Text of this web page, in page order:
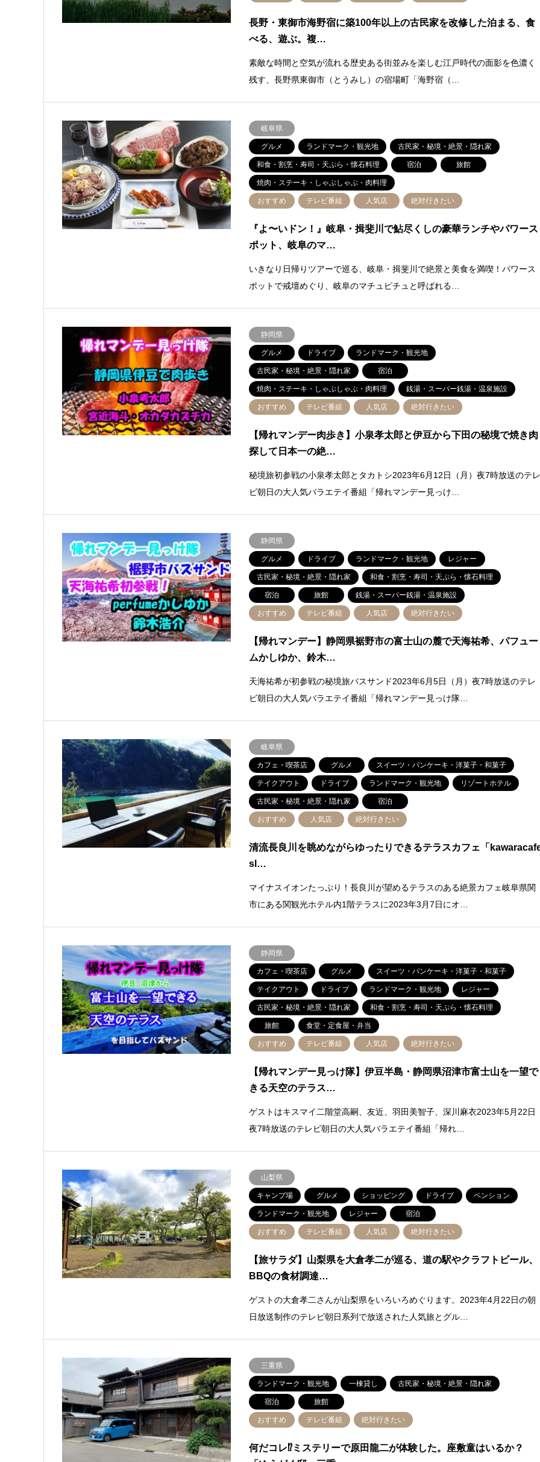
長野・東御市海野宿に築100年以上の古民家を改修した泊まる、食
べる、遊ぶ。複…
素敵な時間と空気が流れる歴史ある街並みを楽しむ江戸時代の面影を色濃く
残す、長野県東御市（とうみし）の宿場町「海野宿（…
岐阜県
グルメ ランドマーク・観光地 古民家・秘境・絶景・隠れ家
和食・割烹・寿司・天ぷら・懐石料理 宿泊 旅館
焼肉・ステーキ・しゃぶしゃぶ・肉料理
おすすめ テレビ番組 人気店 絶対行きたい
『よ〜いドン！』岐阜・揖斐川で鮎尽くしの豪華ランチやパワース
ポット、岐阜のマ…
いきなり日帰りツアーで巡る、岐阜・揖斐川で絶景と美食を満喫！パワース
ポットで戒壇めぐり、岐阜のマチュピチュと呼ばれる…
静岡県
グルメ ドライブ ランドマーク・観光地
古民家・秘境・絶景・隠れ家 宿泊
焼肉・ステーキ・しゃぶしゃぶ・肉料理 銭湯・スーパー銭湯・温泉施設
おすすめ テレビ番組 人気店 絶対行きたい
【帰れマンデー肉歩き】小泉孝太郎と伊豆から下田の秘境で焼き肉
探して日本一の絶…
秘境旅初参戦の小泉孝太郎とタカトシ2023年6月12日（月）夜7時放送のテ
ビ朝日の大人気バラエテイ番組「帰れマンデー見っけ…
静岡県
グルメ ドライブ ランドマーク・観光地 レジャー
古民家・秘境・絶景・隠れ家 和食・割烹・寿司・天ぷら・懐石料理
宿泊 旅館 銭湯・スーパー銭湯・温泉施設
おすすめ テレビ番組 人気店 絶対行きたい
【帰れマンデー】静岡県裾野市の富士山の麓で天海祐希、パフュー
ムかしゆか、鈴木…
天海祐希が初参戦の秘境旅バスサンド2023年6月5日（月）夜7時放送のテレ
ビ朝日の大人気バラエテイ番組「帰れマンデー見っけ隊…
岐阜県
カフェ・喫茶店 グルメ スイーツ・パンケーキ・洋菓子・和菓子
テイクアウト ドライブ ランドマーク・観光地 リゾートホテル
古民家・秘境・絶景・隠れ家 宿泊
おすすめ 人気店 絶対行きたい
清流長良川を眺めながらゆったりできるテラスカフェ「
sl…
マイナスイオンたっぷり！長良川が望めるテラスのある絶景カフェ岐阜県関
市にある関観光ホテル内1階テラスに2023年3月7日にオ…
静岡県
カフェ・喫茶店 グルメ スイーツ・パンケーキ・洋菓子・和菓子
テイクアウト ドライブ ランドマーク・観光地 レジャー
古民家・秘境・絶景・隠れ家 和食・割烹・寿司・天ぷら・懐石料理
旅館 食堂・定食屋・弁当
おすすめ テレビ番組 人気店 絶対行きたい
【帰れマンデー見っけ隊】伊豆半島・静岡県沼津市富士山を一望で
きる天空のテラス…
ゲストはキスマイ二階堂高嗣、友近、羽田美智子、深川麻衣2023年5月22日
夜7時放送のテレビ朝日の大人気バラエテイ番組「帰れ…
山梨県
キャンプ場 グルメ ショッピング ドライブ ペンション
ランドマーク・観光地 レジャー 宿泊
おすすめ テレビ番組 人気店 絶対行きたい
【旅サラダ】山梨県を大倉孝二が巡る、道の駅やクラフトビール、
BBQの食材調達…
ゲストの大倉孝二さんが山梨県をいろいろめぐります。2023年4月22日の朝
日放送制作のテレビ朝日系列で放送された人気旅とグル…
三重県
ランドマーク・観光地 一棟貸し 古民家・秘境・絶景・隠れ家
宿泊 旅館
おすすめ テレビ番組 絶対行きたい
何だコレ⁉ミステリーで原田龍二が体験した。座敷童はいるか？